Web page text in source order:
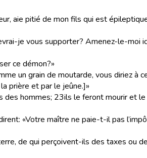
aie pitié de mon fils qui est
je vous supporter? Amenez-le-moi
ce démon?»
un grain de moutarde, vous diriez à
prière et par le jeûne.]»
des hommes; 23ils le feront mourir et
«Votre maître ne paie-t-il pas
de qui perçoivent-ils des taxes ou